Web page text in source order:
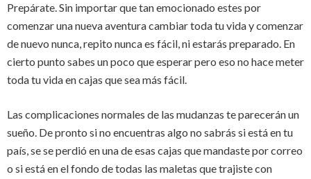
Prepárate. Sin importar que tan emocionado estes por
comenzar una nueva aventura cambiar toda tu vida y comenzar
de nuevo nunca, repito nunca es fácil, ni estarás preparado. En
cierto punto sabes un poco que esperar pero eso no hace meter
toda tu vida en cajas que sea más fácil.
Las complicaciones normales de las mudanzas te parecerán un
sueño. De pronto si no encuentras algo no sabrás si está en tu
país, se se perdió en una de esas cajas que mandaste por correo
o si está en el fondo de todas las maletas que trajiste con